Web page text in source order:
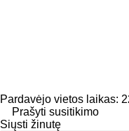
Pardavėjo vietos laikas:
Prašyti susitikimo
Siųsti žinutę